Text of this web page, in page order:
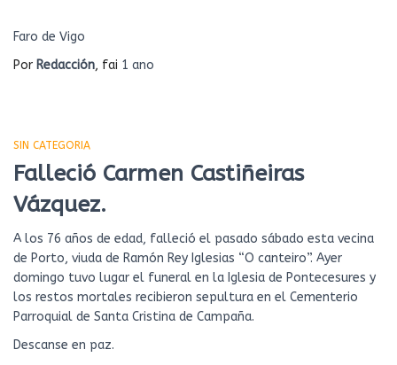
Faro de Vigo
Por Redacción, fai 1 ano
SIN CATEGORIA
Falleció Carmen Castiñeiras
Vázquez.
A los 76 años de edad, falleció el pasado sábado esta vecina
de Porto, viuda de Ramón Rey Iglesias “O canteiro”. Ayer
domingo tuvo lugar el funeral en la Iglesia de Pontecesures y
los restos mortales recibieron sepultura en el Cementerio
Parroquial de Santa Cristina de Campaña.
Descanse en paz.